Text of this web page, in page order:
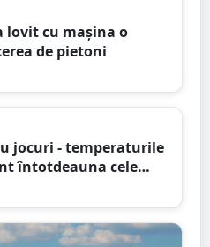
lovit cu mașina o
de pietoni
jocuri - temperaturile
întotdeauna cele